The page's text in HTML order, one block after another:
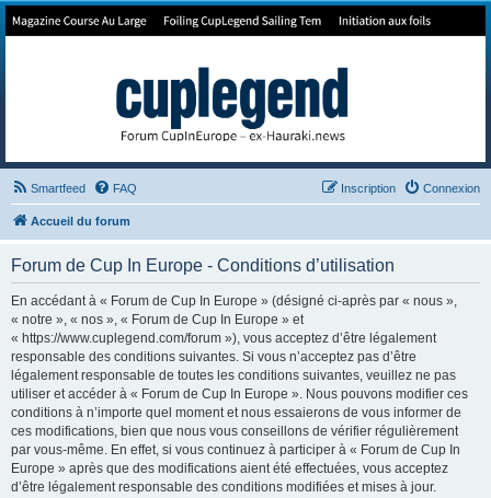
Forum de Cup In Europe
Smartfeed FAQ Connexion
Inscription
Accueil du forum
Forum de Cup In Europe - Conditions d’utilisation
En accédant à « Forum de Cup In Europe » (désigné ci-après par « nous »,
« notre », « nos », « Forum de Cup In Europe » et
« https://www.cuplegend.com/forum »), vous acceptez d’être légalement
responsable des conditions suivantes. Si vous n’acceptez pas d’être
légalement responsable de toutes les conditions suivantes, veuillez ne pas
utiliser et accéder à « Forum de Cup In Europe ». Nous pouvons modifier ces
conditions à n’importe quel moment et nous essaierons de vous informer de
ces modifications, bien que nous vous conseillons de vérifier régulièrement
par vous-même. En effet, si vous continuez à participer à « Forum de Cup In
Europe » après que des modifications aient été effectuées, vous acceptez
d’être légalement responsable des conditions modifiées et mises à jour.